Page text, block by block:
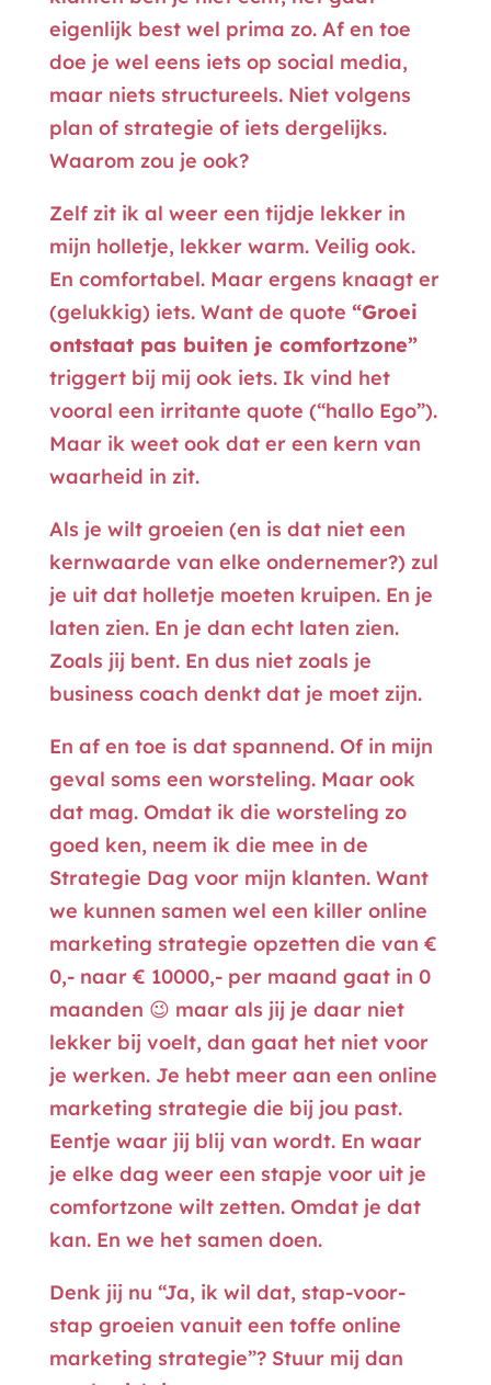
eigenlijk best wel prima zo. Af en toe
doe je wel eens iets op social media,
maar niets structureels. Niet volgens
plan of strategie of iets dergelijks.
Waarom zou je ook?
Zelf zit ik al weer een tijdje lekker in
mijn holletje, lekker warm. Veilig ook.
En comfortabel. Maar ergens knaagt er
(gelukkig) iets. Want de quote “Groei
ontstaat pas buiten je comfortzone”
triggert bij mij ook iets. Ik vind het
vooral een irritante quote (“hallo Ego”).
Maar ik weet ook dat er een kern van
waarheid in zit.
Als je wilt groeien (en is dat niet een
kernwaarde van elke ondernemer?) zul
je uit dat holletje moeten kruipen. En je
laten zien. En je dan echt laten zien.
Zoals jij bent. En dus niet zoals je
business coach denkt dat je moet zijn.
En af en toe is dat spannend. Of in mijn
geval soms een worsteling. Maar ook
dat mag. Omdat ik die worsteling zo
goed ken, neem ik die mee in de
Strategie Dag voor mijn klanten. Want
we kunnen samen wel een killer online
marketing strategie opzetten die van €
0,- naar € 10000,- per maand gaat in 0
maanden 😉 maar als jij je daar niet
lekker bij voelt, dan gaat het niet voor
je werken. Je hebt meer aan een online
marketing strategie die bij jou past.
Eentje waar jij blij van wordt. En waar
je elke dag weer een stapje voor uit je
comfortzone wilt zetten. Omdat je dat
kan. En we het samen doen.
Denk jij nu “Ja, ik wil dat, stap-voor-
stap groeien vanuit een toffe online
marketing strategie”? Stuur mij dan